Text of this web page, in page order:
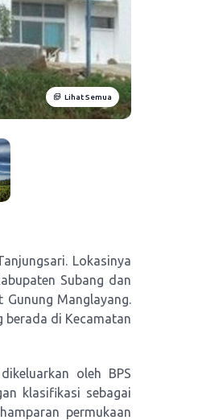
Lihat Semua
Lokasinya
Subang dan
Manglayang.
berada di Kecamatan
oleh BPS
klasifikasi sebagai
permukaan